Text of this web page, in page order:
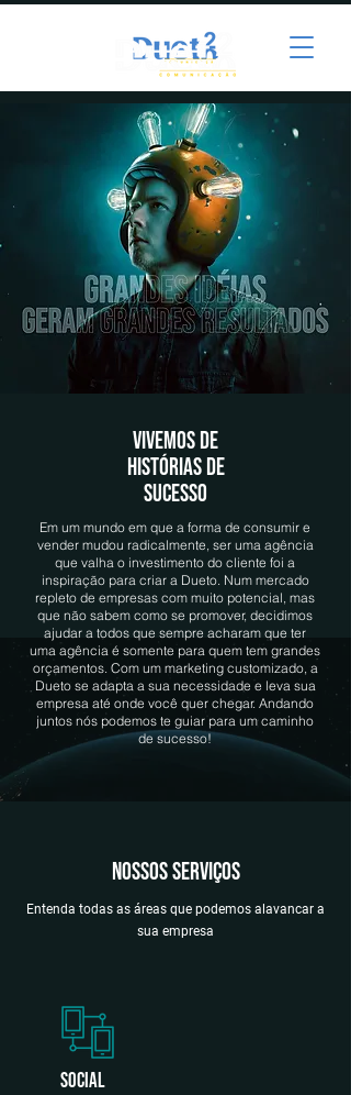
VIVEMOS DE
HISTÓRIAS DE
SUCESSO
Em um mundo em que a forma de consumir e
vender mudou radicalmente, ser uma agência
que valha o investimento do cliente foi a
inspiração para criar a Dueto. Num mercado
repleto de empresas com muito potencial, mas
que não sabem como se promover, decidimos
ajudar a todos que sempre acharam que ter
uma agência é somente para quem tem grandes
orçamentos. Com um marketing customizado, a
Dueto se adapta a sua necessidade e leva sua
empresa até onde você quer chegar. Andando
juntos nós podemos te guiar para um caminho
de sucesso!
nossos serviços
Entenda todas as áreas que podemos alavancar a
sua empresa
Social